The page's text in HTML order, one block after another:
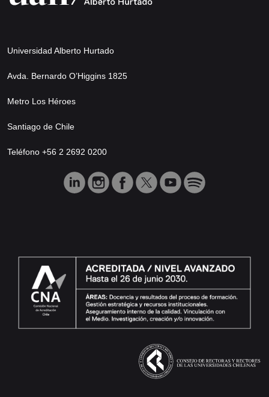
Universidad Alberto Hurtado
Avda. Bernardo O’Higgins 1825
Metro Los Héroes
Santiago de Chile
Teléfono +56 2 2692 0200